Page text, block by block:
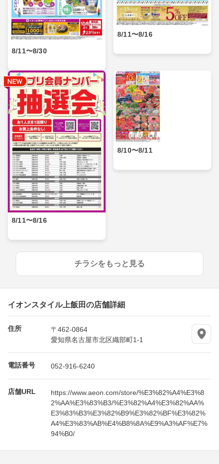
8/11〜8/30
8/11〜8/16
8/11〜8/16
8/10〜8/11
チラシをもっと見る
イオンスタイル上飯田の店舗詳細
住所
〒462-0864
愛知県名古屋市北区織部町1-1
電話番号 052-916-6240
店舗URL
https://www.aeon.com/store/%E3%82%A4%E3%8
2%AA%E3%83%B3/%E3%82%A4%E3%82%AA%
E3%83%B3%E3%82%B9%E3%82%BF%E3%82%
A4%E3%83%AB%E4%B8%8A%E9%A3%AF%E7%
94%B0/